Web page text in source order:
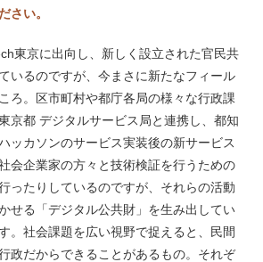
さい。
東京に出向し、新しく設立された官民共
いるのですが、今まさに新たなフィール
ろ。区市町村や都庁各局の様々な行政課
京都 デジタルサービス局と連携し、都知
ッカソンのサービス実装後の新サービス
会企業家の方々と技術検証を行うための
ったりしているのですが、それらの活動
せる「デジタル公共財」を生み出してい
。社会課題を広い視野で捉えると、民間
政だからできることがあるもの。それぞ